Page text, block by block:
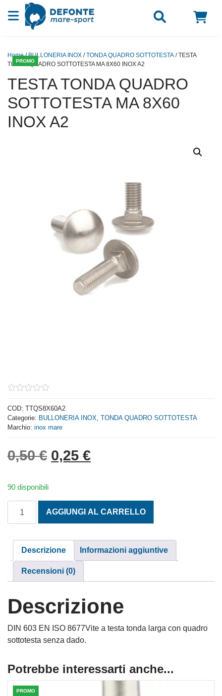
Vai al contenuto
PROMO
Home/BULLONERIA INOX /TONDA QUADRO SOTTOTESTA / TESTA
TONDA QUADRO SOTTOTESTA MA 8X60 INOX A2
TESTA TONDA QUADRO
SOTTOTESTA MA 8X60
INOX A2
out
of
5
COD: TTQS8X60A2
Categorie: BULLONERIA INOX, TONDA QUADRO SOTTOTESTA
Marchio: inox mare
0,50€ Il prezzo originale era:
0,25 €Il prezzo attuale è:
90 disponibili
AGGIUNGI AL CARRELLO
Descrizione Informazioni aggiuntive
Recensioni (0)
Descrizione
DIN 603 EN ISO 8677Vite a testa tonda larga con quadro
sottotesta senza dado.
Potrebbe interessarti anche...
PROMO